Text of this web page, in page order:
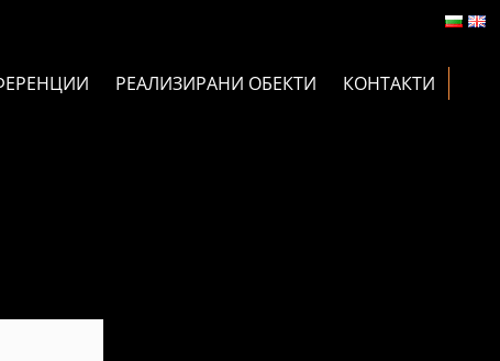
РЕАЛИЗИРАНИ ОБЕКТИ КОНТАКТИ